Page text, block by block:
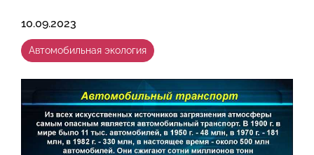
10.09.2023
Автомобильная экология